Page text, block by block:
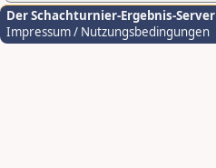
Der Schachturnier-Ergebnis-Server
Impressum / Nutzungsbedingungen